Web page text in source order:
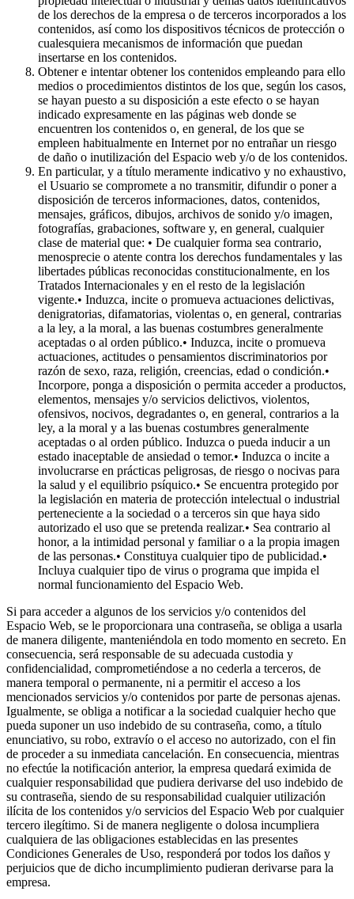
de los derechos de la empresa o de terceros incorporados a los
contenidos, así como los dispositivos técnicos de protección o
cualesquiera mecanismos de información que puedan
insertarse en los contenidos.
Obtener e intentar obtener los contenidos empleando para ello
medios o procedimientos distintos de los que, según los casos,
se hayan puesto a su disposición a este efecto o se hayan
indicado expresamente en las páginas web donde se
encuentren los contenidos o, en general, de los que se
empleen habitualmente en Internet por no entrañar un riesgo
de daño o inutilización del Espacio web y/o de los contenidos.
En particular, y a título meramente indicativo y no exhaustivo,
el Usuario se compromete a no transmitir, difundir o poner a
disposición de terceros informaciones, datos, contenidos,
mensajes, gráficos, dibujos, archivos de sonido y/o imagen,
fotografías, grabaciones, software y, en general, cualquier
clase de material que: • De cualquier forma sea contrario,
menosprecie o atente contra los derechos fundamentales y las
libertades públicas reconocidas constitucionalmente, en los
Tratados Internacionales y en el resto de la legislación
vigente.• Induzca, incite o promueva actuaciones delictivas,
denigratorias, difamatorias, violentas o, en general, contrarias
a la ley, a la moral, a las buenas costumbres generalmente
aceptadas o al orden público.• Induzca, incite o promueva
actuaciones, actitudes o pensamientos discriminatorios por
razón de sexo, raza, religión, creencias, edad o condición.•
Incorpore, ponga a disposición o permita acceder a productos,
elementos, mensajes y/o servicios delictivos, violentos,
ofensivos, nocivos, degradantes o, en general, contrarios a la
ley, a la moral y a las buenas costumbres generalmente
aceptadas o al orden público. Induzca o pueda inducir a un
estado inaceptable de ansiedad o temor.• Induzca o incite a
involucrarse en prácticas peligrosas, de riesgo o nocivas para
la salud y el equilibrio psíquico.• Se encuentra protegido por
la legislación en materia de protección intelectual o industrial
perteneciente a la sociedad o a terceros sin que haya sido
autorizado el uso que se pretenda realizar.• Sea contrario al
honor, a la intimidad personal y familiar o a la propia imagen
de las personas.• Constituya cualquier tipo de publicidad.•
Incluya cualquier tipo de virus o programa que impida el
normal funcionamiento del Espacio Web.
Si para acceder a algunos de los servicios y/o contenidos del
Espacio Web, se le proporcionara una contraseña, se obliga a usarla
de manera diligente, manteniéndola en todo momento en secreto. En
consecuencia, será responsable de su adecuada custodia y
confidencialidad, comprometiéndose a no cederla a terceros, de
manera temporal o permanente, ni a permitir el acceso a los
mencionados servicios y/o contenidos por parte de personas ajenas.
Igualmente, se obliga a notificar a la sociedad cualquier hecho que
pueda suponer un uso indebido de su contraseña, como, a título
enunciativo, su robo, extravío o el acceso no autorizado, con el fin
de proceder a su inmediata cancelación. En consecuencia, mientras
no efectúe la notificación anterior, la empresa quedará eximida de
cualquier responsabilidad que pudiera derivarse del uso indebido de
su contraseña, siendo de su responsabilidad cualquier utilización
ilícita de los contenidos y/o servicios del Espacio Web por cualquier
tercero ilegítimo. Si de manera negligente o dolosa incumpliera
cualquiera de las obligaciones establecidas en las presentes
Condiciones Generales de Uso, responderá por todos los daños y
perjuicios que de dicho incumplimiento pudieran derivarse para la
empresa.